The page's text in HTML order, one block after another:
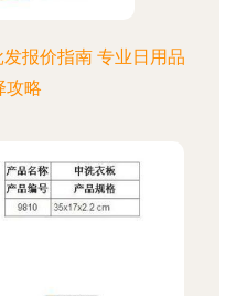
报价指南 专业日用品
攻略